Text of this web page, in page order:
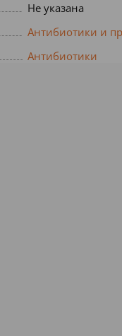
Не указана
Антибиотики и
Антибиотики